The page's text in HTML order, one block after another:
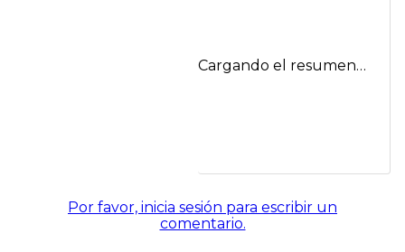
Cargando el resumen…
Por favor, inicia sesión para escribir un
comentario.